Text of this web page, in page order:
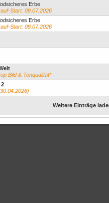
Erbe
Start: 09.07.2026
Erbe
Start: 09.07.2026
Bild & Tonqualität*
2
Weitere Einträge